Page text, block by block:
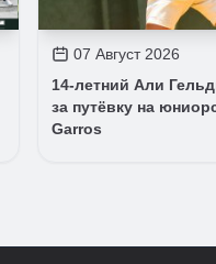
07 Август 2026
14-летний Али
за путёвку на
Garros